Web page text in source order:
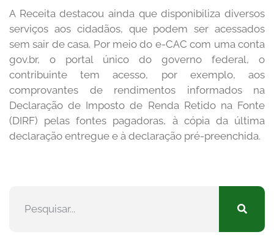
A Receita destacou ainda que disponibiliza diversos
serviços aos cidadãos, que podem ser acessados
sem sair de casa. Por meio do e-CAC com uma conta
gov.br, o portal único do governo federal, o
contribuinte tem acesso, por exemplo, aos
comprovantes de rendimentos informados na
Declaração de Imposto de Renda Retido na Fonte
(DIRF) pelas fontes pagadoras, à cópia da última
declaração entregue e à declaração pré-preenchida.